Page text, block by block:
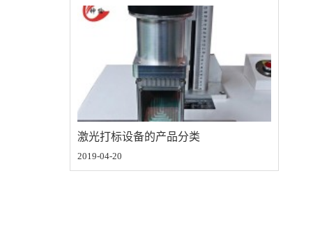
激光打标设备的产品分类
2019-04-20